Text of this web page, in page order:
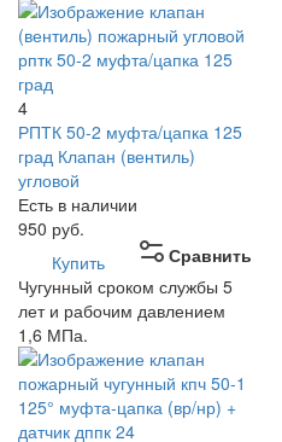
4
РПТК 50-2 муфта/цапка 125
град Клапан (вентиль)
угловой
Есть в наличии
950 руб.
Сравнить
Купить
Чугунный сроком службы 5
лет и рабочим давлением
1,6 МПа.